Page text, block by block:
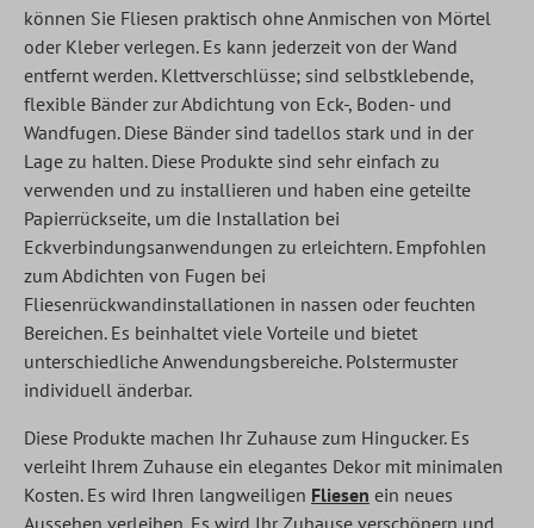
können Sie Fliesen praktisch ohne Anmischen von Mörtel
oder Kleber verlegen. Es kann jederzeit von der Wand
entfernt werden. Klettverschlüsse; sind selbstklebende,
flexible Bänder zur Abdichtung von Eck-, Boden- und
Wandfugen. Diese Bänder sind tadellos stark und in der
Lage zu halten. Diese Produkte sind sehr einfach zu
verwenden und zu installieren und haben eine geteilte
Papierrückseite, um die Installation bei
Eckverbindungsanwendungen zu erleichtern. Empfohlen
zum Abdichten von Fugen bei
Fliesenrückwandinstallationen in nassen oder feuchten
Bereichen. Es beinhaltet viele Vorteile und bietet
unterschiedliche Anwendungsbereiche. Polstermuster
individuell änderbar.
Diese Produkte machen Ihr Zuhause zum Hingucker. Es
verleiht Ihrem Zuhause ein elegantes Dekor mit minimalen
Kosten. Es wird Ihren langweiligen Fliesen ein neues
Aussehen verleihen. Es wird Ihr Zuhause verschönern und